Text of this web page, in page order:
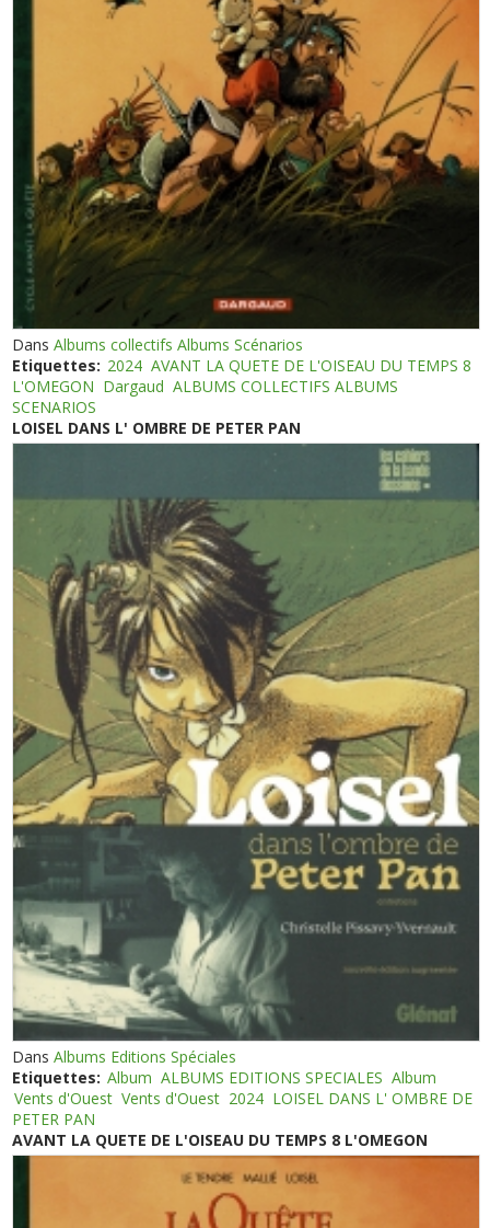
DansAlbums collectifs Albums Scénarios
Etiquettes: 2024 AVANT LA QUETE DE L'OISEAU DU TEMPS 8
L'OMEGON Dargaud ALBUMS COLLECTIFS ALBUMS
SCENARIOS
LOISEL DANS L' OMBRE DE PETER PAN
DansAlbums Editions Spéciales
Etiquettes: Album ALBUMS EDITIONS SPECIALES Album
Vents d'Ouest Vents d'Ouest 2024 LOISEL DANS L' OMBRE DE
PETER PAN
AVANT LA QUETE DE L'OISEAU DU TEMPS 8 L'OMEGON